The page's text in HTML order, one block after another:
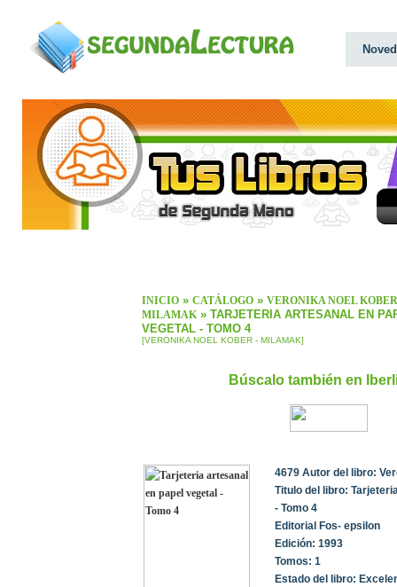
INICIO » CATÁLOGO » VERONIKA NOEL
MILAMAK» TARJETERIA ARTESANAL EN
VEGETAL - TOMO 4
[VERONIKA NOEL KOBER - MILAMAK]
Búscalo también en
4679 Autor del libro:
Titulo del libro:
- Tomo 4
Editorial Fos- epsilon
Edición: 1993
Tomos: 1
Estado del libro: